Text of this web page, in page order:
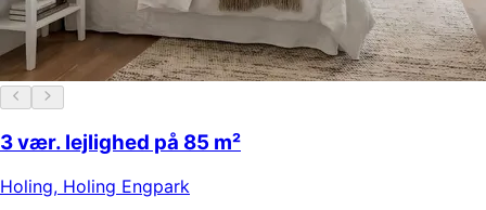
3 vær. lejlighed på 85 m²
Holing, Holing Engpark